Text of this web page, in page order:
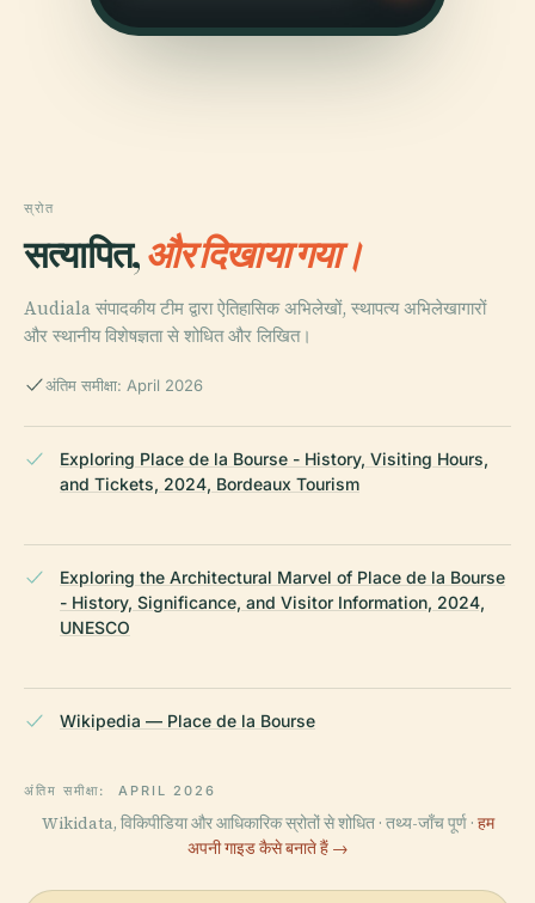
स्रोत
सत्यापित,और दिखाया गया।
Audiala संपादकीय टीम द्वारा ऐतिहासिक अभिलेखों, स्थापत्य अभिलेखागारों
और स्थानीय विशेषज्ञता से शोधित और लिखित।
अंतिम समीक्षा: April 2026
Exploring Place de la Bourse - History, Visiting Hours,
and Tickets, 2024, Bordeaux Tourism
Exploring the Architectural Marvel of Place de la Bourse
- History, Significance, and Visitor Information, 2024,
UNESCO
Wikipedia — Place de la Bourse
अंतिम समीक्षा: APRIL 2026
Wikidata, विकिपीडिया और आधिकारिक स्रोतों से शोधित · तथ्य-जाँच पूर्ण · हम
अपनी गाइड कैसे बनाते हैं →